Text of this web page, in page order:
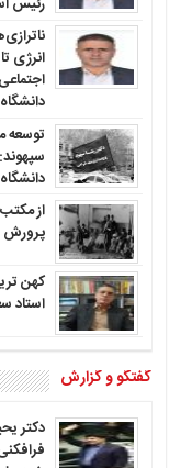
انرژی
توسعه
دانشگاه
از
پرورش
کهن
استاد
گفتگو و گزارش
دکتر